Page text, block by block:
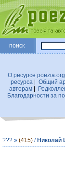
поиск
О ресурсе poezia.org
ресурса
Общий
авторам|
Благодарности за
??? » (415) / Николай